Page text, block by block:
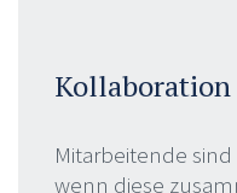
Kollaboration
Mitarbeitende
wenn diese